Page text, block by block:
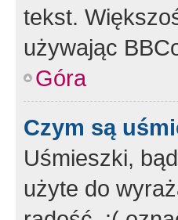
tekst.
używając
Góra
Czym są
Uśmieszki,
użyte do